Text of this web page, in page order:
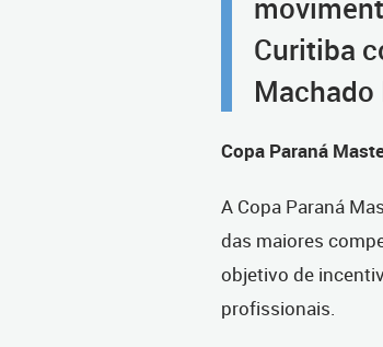
Curitiba
Machado
Copa Paraná
A Copa Paraná
das maiores
objetivo de
profissionais.